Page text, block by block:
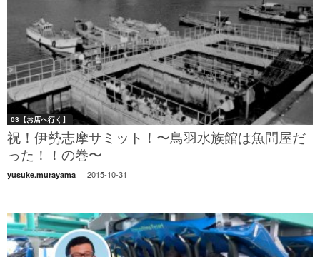
03【お店へ行く】
祝！伊勢志摩サミット！〜鳥羽水族館は魚問屋だ
った！！の巻〜
yusuke.murayama - 2015-10-31